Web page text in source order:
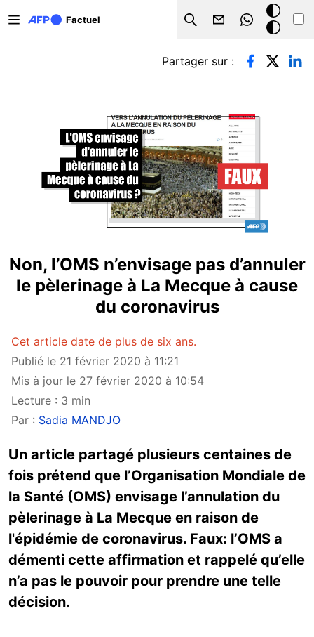
Factuel
Search
Mode
sombre
Onglets principaux
Partager sur :
Non, l’OMS n’envisage pas d’annuler
le pèlerinage à La Mecque à cause
du coronavirus
Cet article date de plus de six ans.
Publié le 21 février 2020 à 11:21
Mis à jour le 27 février 2020 à 10:54
Lecture : 3 min
Par : Sadia MANDJO
Un article partagé plusieurs centaines de
fois prétend que l’Organisation Mondiale de
la Santé (OMS) envisage l’annulation du
pèlerinage à La Mecque en raison de
l'épidémie de coronavirus. Faux: l’OMS a
démenti cette affirmation et rappelé qu’elle
n’a pas le pouvoir pour prendre une telle
décision.